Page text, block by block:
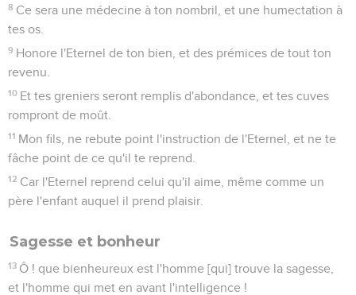
8 Ce sera une médecine à ton nombril, et une humectation à
tes os.
9 Honore l'Eternel de ton bien, et des prémices de tout ton
revenu.
10 Et tes greniers seront remplis d'abondance, et tes cuves
rompront de moût.
11 Mon fils, ne rebute point l'instruction de l'Eternel, et ne te
fâche point de ce qu'il te reprend.
12 Car l'Eternel reprend celui qu'il aime, même comme un
père l'enfant auquel il prend plaisir.
Sagesse et bonheur
13 Ô ! que bienheureux est l'homme [qui] trouve la sagesse,
et l'homme qui met en avant l'intelligence !